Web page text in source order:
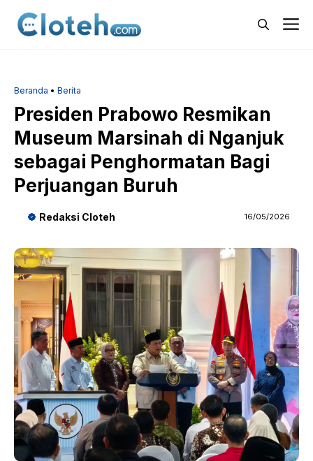
Beranda • Berita
Presiden Prabowo Resmikan
Museum Marsinah di Nganjuk
sebagai Penghormatan Bagi
Perjuangan Buruh
Redaksi Cloteh 16/05/2026